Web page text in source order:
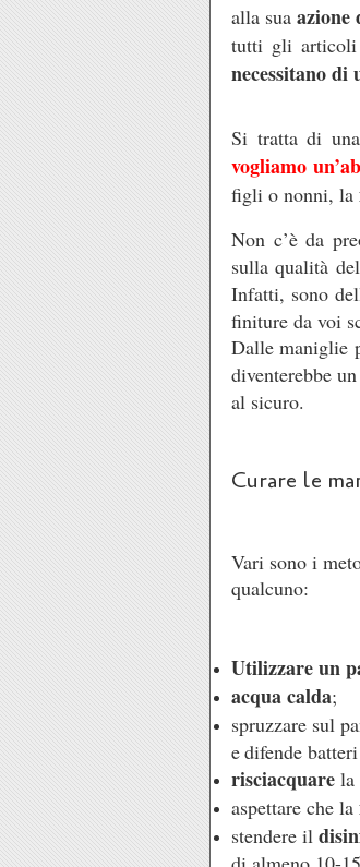
alla sua
tutti gli articoli
necessitano di
Si tratta di
vogliamo
figli o nonni, la
Non c’è da
sulla qualità
Infatti, sono
finiture da voi
Dalle maniglie
diventerebbe
al sicuro.
Curare le
Vari sono i
qualcuno:
Utilizzare un
acqua calda;
spruzzare sul
edifende
risciacquare la
aspettare che la
stendere il